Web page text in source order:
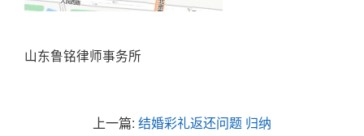
山东鲁铭律师事务所
上一篇: 结婚彩礼返还问题 归纳